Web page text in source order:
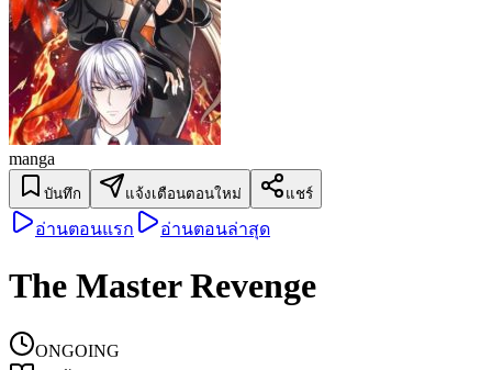
manga
บันทึก แจ้งเตือนตอนใหม่ แชร์
อ่านตอนแรก อ่านตอนล่าสุด
The Master Revenge
ONGOING